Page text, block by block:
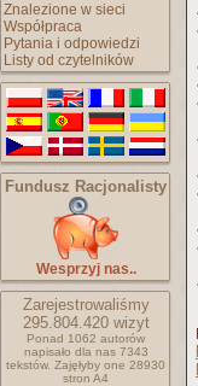
Znalezione w sieci
Współpraca
Pytania i odpowiedzi
Listy od czytelników
Fundusz Racjonalisty
Wesprzyj nas..
Zarejestrowaliśmy
295.804.420wizyt
Ponad 1062 autorów
napisało dla nas 7343
tekstów. Zajęłyby one 28930
stron A4